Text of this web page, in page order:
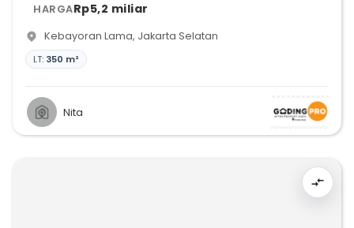
HARGARp5,2 miliar
Kebayoran Lama, Jakarta Selatan
LT: 350 m²
Nita